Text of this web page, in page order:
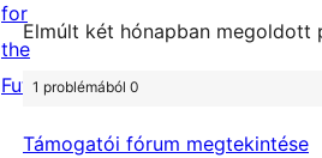
Elmúlt két hónapban megoldott
1 problémából 0
Támogatói fórum megtekintése
for
the
Future